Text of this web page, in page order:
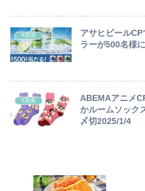
X懸賞
アサヒビール
ラーが500名様
X懸賞
ABEMAアニメ
かルームソック
〆切2025/1/4